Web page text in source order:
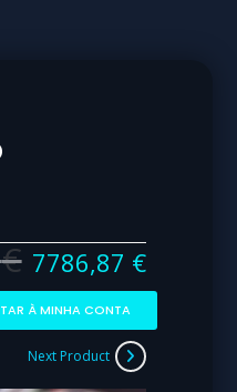
€ 7786,87 €
À MINHA CONTA
Next Product